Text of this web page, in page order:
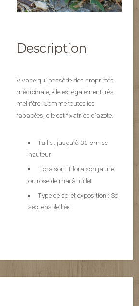
Description
Vivace qui possède des propriétés
médicinale, elle est également très
mellifère. Comme toutes les
fabacées, elle est fixatrice d’azote.
Taille : jusqu’à 30 cm de
hauteur
Floraison : Floraison jaune
ou rose de mai à juillet
Type de sol et exposition : Sol
sec, ensoleillée